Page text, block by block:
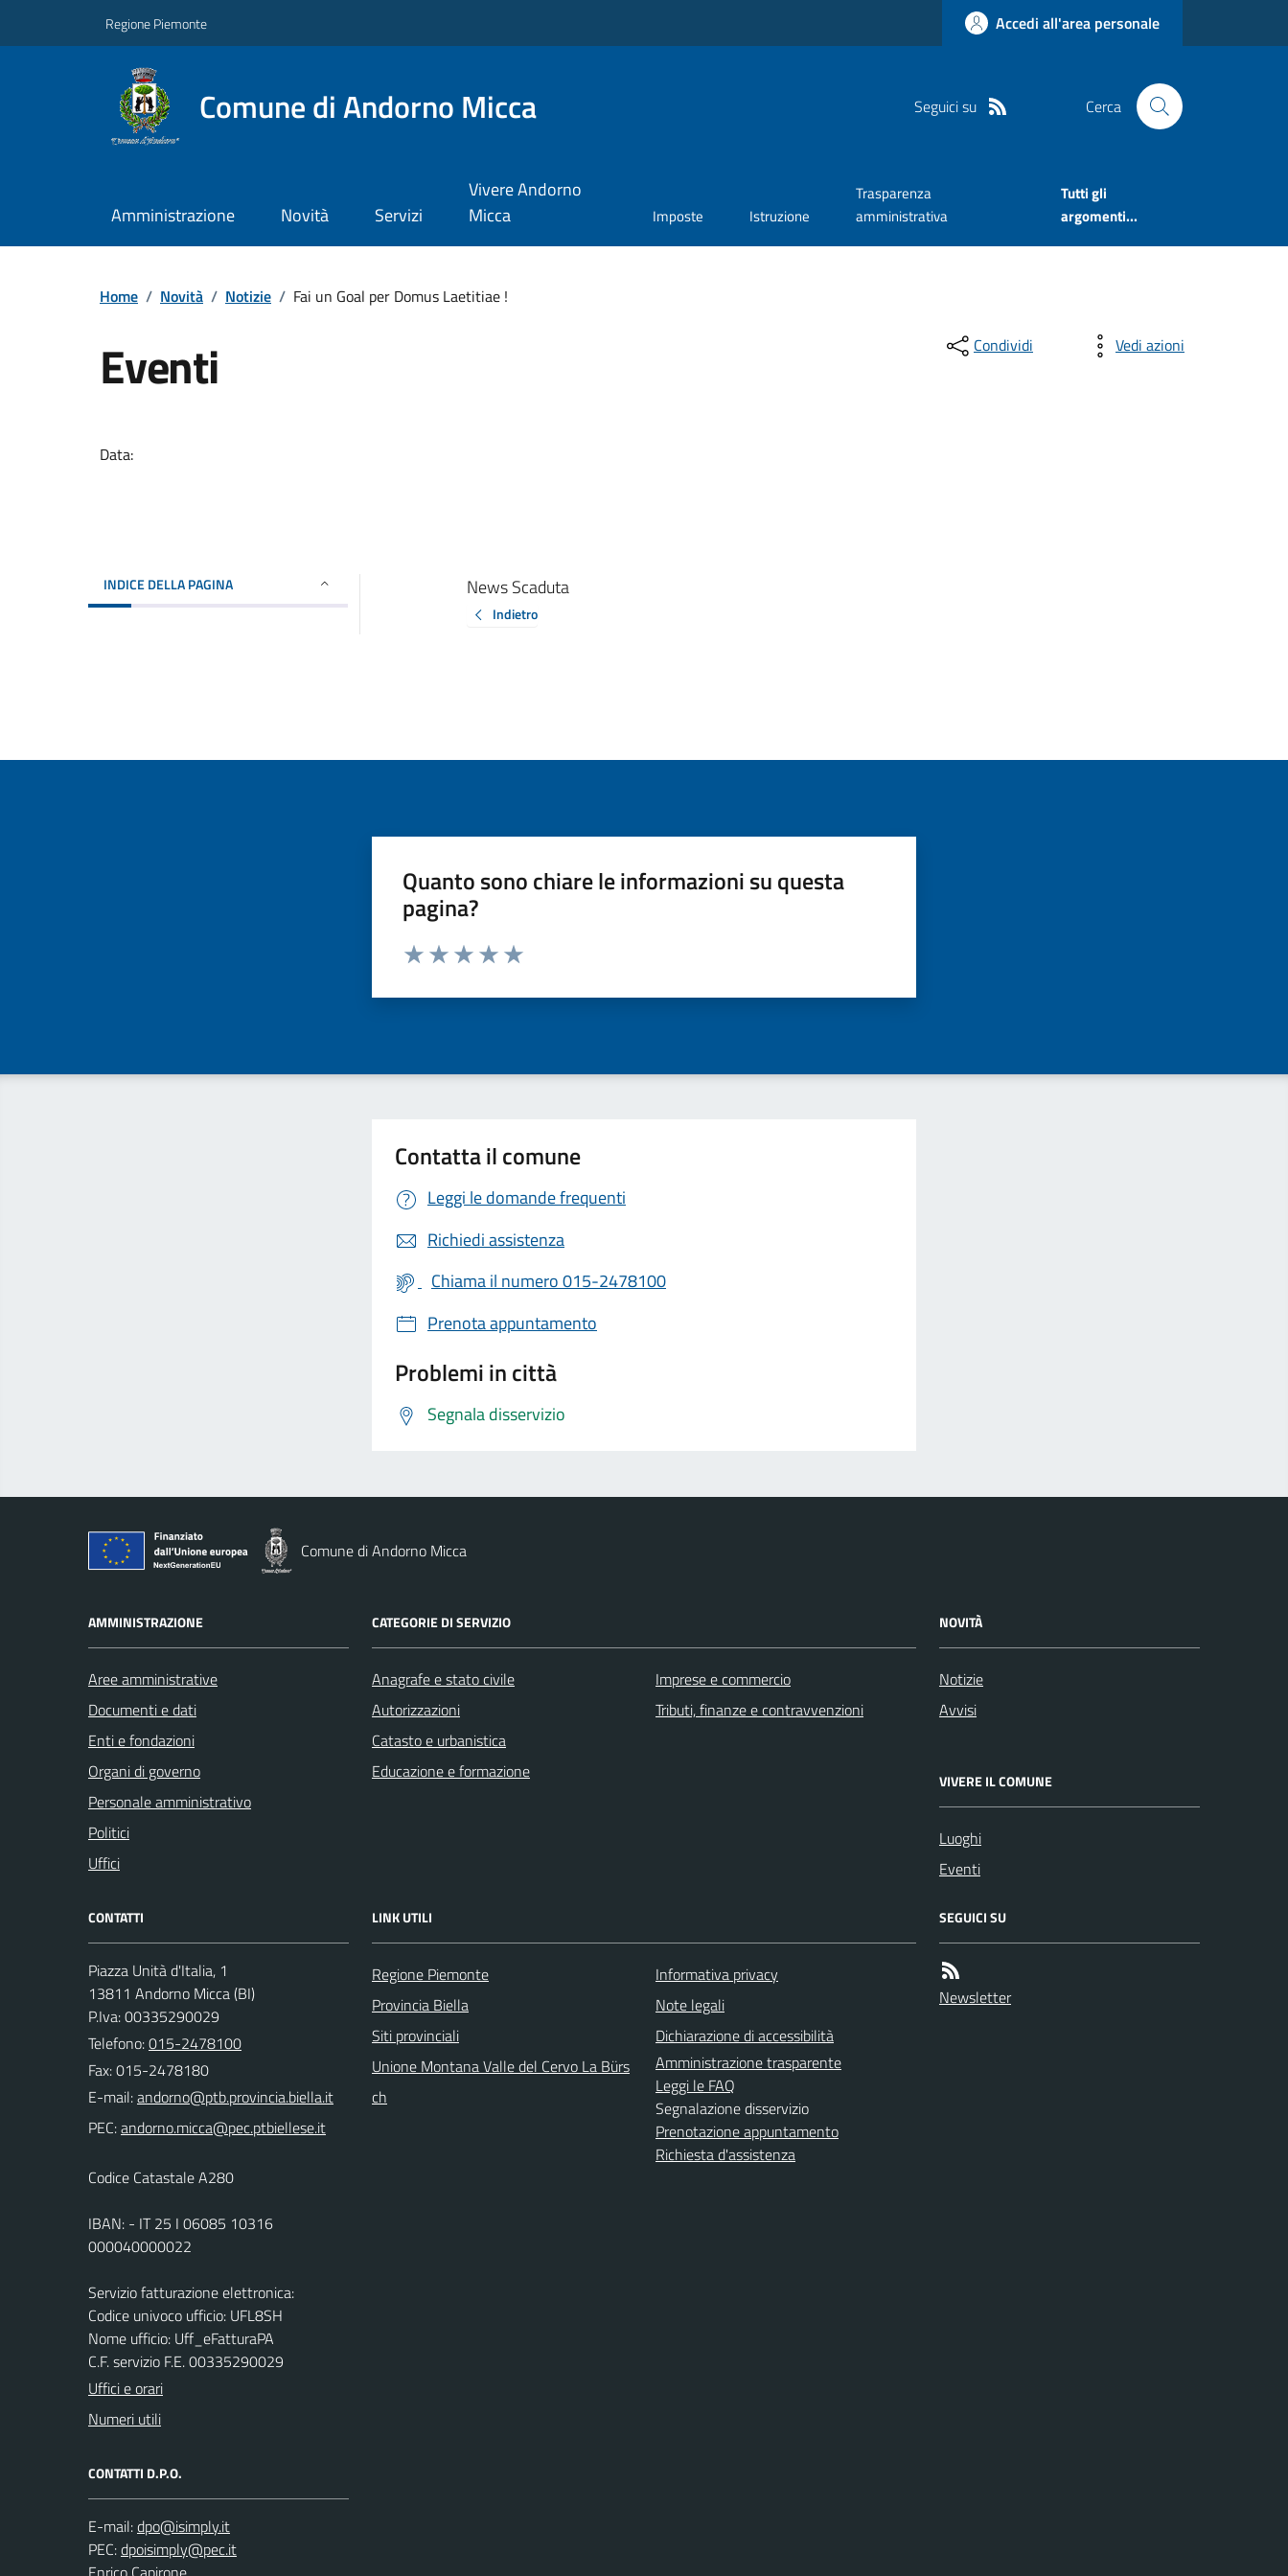
Regione Piemonte Accedi all'area personale
Comune di Andorno Micca Seguici su Cerca
Amministrazione Novità Servizi
Vivere Andorno
Micca
Imposte Istruzione
Trasparenza
amministrativa
Tutti gli
argomenti...
Home / Novità / Notizie / Fai un Goal per Domus Laetitiae !
Eventi
Data:
Condividi Vedi azioni
INDICE DELLA PAGINA News Scaduta
Indietro
Quanto sono chiare le informazioni su questa
pagina?
Valuta da 1 a 5 stelle la pagina
Contatta il comune
Leggi le domande frequenti
Richiedi assistenza
Chiama il numero 015-2478100
Prenota appuntamento
Problemi in città
Segnala disservizio
Comune di Andorno Micca
AMMINISTRAZIONE
Aree amministrative
Documenti e dati
Enti e fondazioni
Organi di governo
Personale amministrativo
Politici
Uffici
CATEGORIE DI SERVIZIO
Anagrafe e stato civile
Autorizzazioni
Catasto e urbanistica
Educazione e formazione
Imprese e commercio
Tributi, finanze e contravvenzioni
NOVITÀ
Notizie
Avvisi
VIVERE IL COMUNE
Luoghi
Eventi
CONTATTI
Piazza Unità d'Italia, 1
13811 Andorno Micca (BI)
P.Iva: 00335290029
Telefono:015-2478100
Fax: 015-2478180
E-mail:
PEC:
Codice Catastale A280
IBAN: - IT 25 I 06085 10316
000040000022
Servizio fatturazione elettronica:
Codice univoco ufficio: UFL8SH
Nome ufficio: Uff_eFatturaPA
C.F. servizio F.E. 00335290029
Uffici e orari
Numeri utili
CONTATTI D.P.O.
E-mail:
PEC:
LINK UTILI
Regione Piemonte
Provincia Biella
Siti provinciali
Unione Montana Valle del Cervo La Bürs
ch
Informativa privacy
Note legali
Dichiarazione di accessibilità
Amministrazione trasparente
Leggi le FAQ
Segnalazione disservizio
Prenotazione appuntamento
Richiesta d'assistenza
SEGUICI SU
Newsletter